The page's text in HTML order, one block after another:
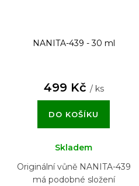
NANITA-439 - 30 ml
499 Kč / ks
DO KOŠÍKU
Skladem
Originální vůně NANITA-439
má podobné složení